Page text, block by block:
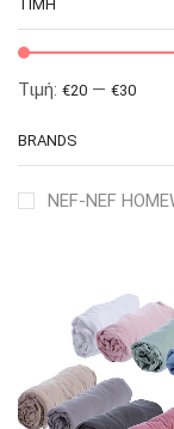
ΤΙΜΉ
Τιμή: €20 — €30
BRANDS
NEF-NEF